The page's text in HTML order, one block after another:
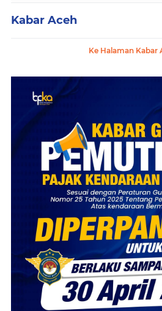
Kabar Aceh
Ke Halaman Kabar